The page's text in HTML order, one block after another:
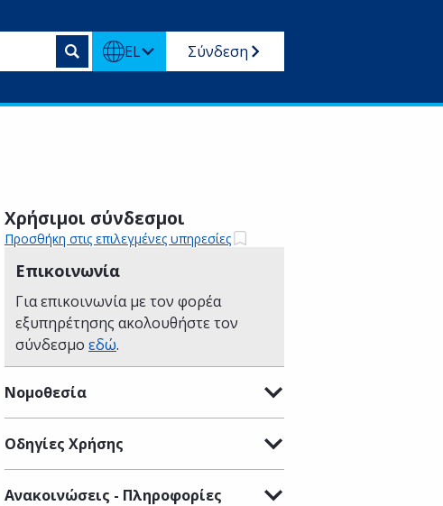
EL Σύνδεση
Χρήσιμοι σύνδεσμοι
Προσθήκη στις επιλεγμένες υπηρεσίες
Επικοινωνία
Για επικοινωνία με τον φορέα
εξυπηρέτησης ακολουθήστε τον
σύνδεσμο εδώ.
Νομοθεσία
Οδηγίες Χρήσης
Ανακοινώσεις - Πληροφορίες